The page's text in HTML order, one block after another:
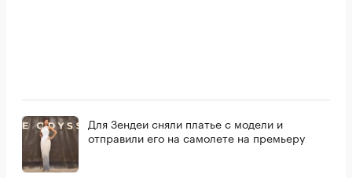
Для Зендеи сняли платье с модели и
отправили его на самолете на премьеру